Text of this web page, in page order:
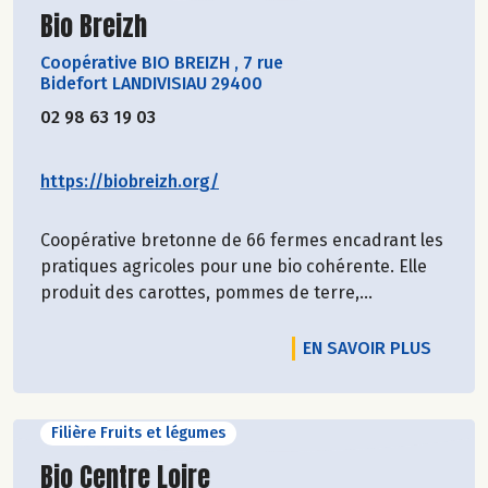
Découvrir le producteur
Bio Breizh
Coopérative BIO BREIZH , 7 rue
Bidefort LANDIVISIAU 29400
02 98 63 19 03
https://biobreizh.org/
Coopérative bretonne de 66 fermes encadrant les
pratiques agricoles pour une bio cohérente. Elle
produit des carottes, pommes de terre,...
EN SAVOIR PLUS
Filière Fruits et légumes
Découvrir le producteur
Bio Centre Loire